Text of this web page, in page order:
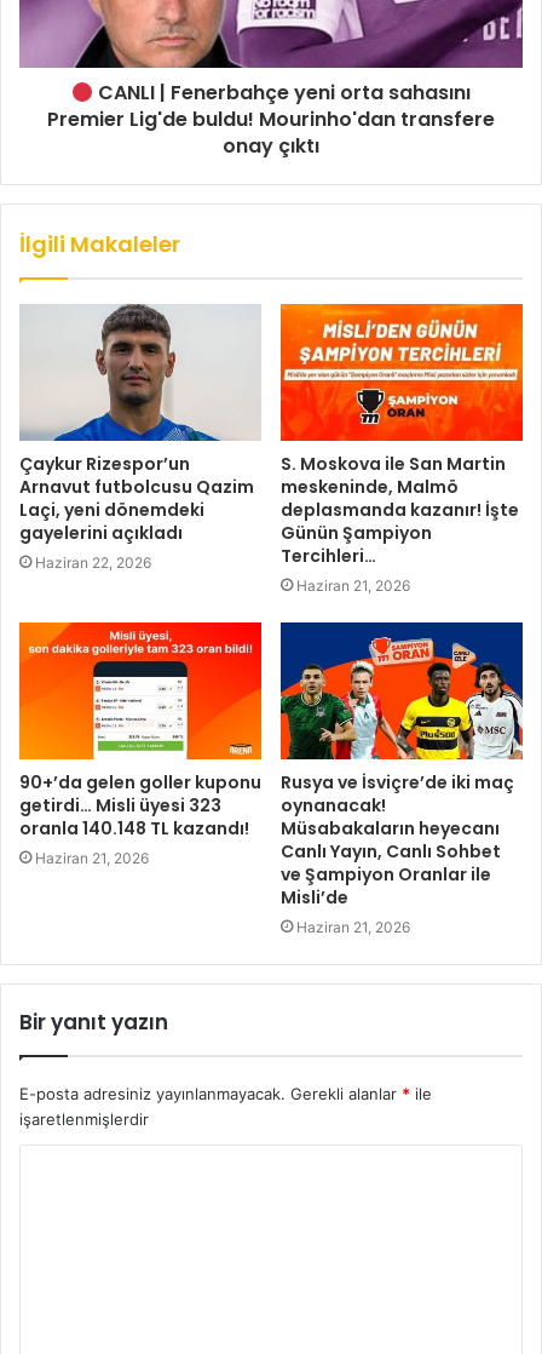
CANLI | Fenerbahçe yeni orta sahasını
Premier Lig'de buldu! Mourinho'dan transfere
onay çıktı
İlgili Makaleler
Çaykur Rizespor’un
Arnavut futbolcusu Qazim
Laçi, yeni dönemdeki
gayelerini açıkladı
Haziran 22, 2026
S. Moskova ile San Martin
meskeninde, Malmö
deplasmanda kazanır! İşte
Günün Şampiyon
Tercihleri…
Haziran 21, 2026
90+’da gelen goller kuponu
getirdi… Misli üyesi 323
oranla 140.148 TL kazandı!
Haziran 21, 2026
Rusya ve İsviçre’de iki maç
oynanacak!
Müsabakaların heyecanı
Canlı Yayın, Canlı Sohbet
ve Şampiyon Oranlar ile
Misli’de
Haziran 21, 2026
Bir yanıt yazın
E-posta adresiniz yayınlanmayacak. Gerekli alanlar * ile
işaretlenmişlerdir